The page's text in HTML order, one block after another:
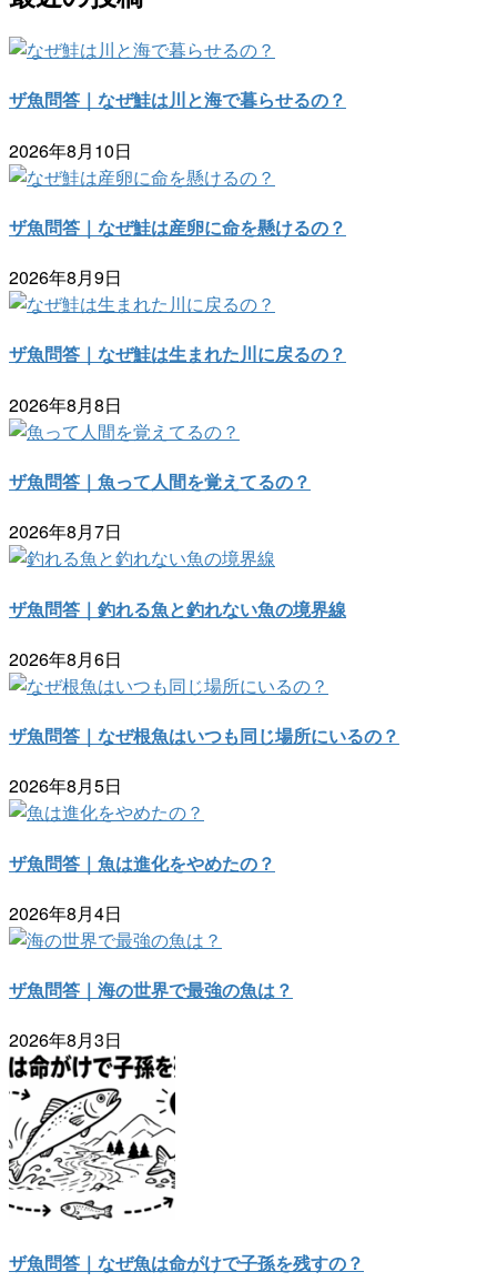
ザ魚問答｜なぜ鮭は川と海で暮らせるの？
2026年8月10日
ザ魚問答｜なぜ鮭は産卵に命を懸けるの？
2026年8月9日
ザ魚問答｜なぜ鮭は生まれた川に戻るの？
2026年8月8日
ザ魚問答｜魚って人間を覚えてるの？
2026年8月7日
ザ魚問答｜釣れる魚と釣れない魚の境界線
2026年8月6日
ザ魚問答｜なぜ根魚はいつも同じ場所にいるの？
2026年8月5日
ザ魚問答｜魚は進化をやめたの？
2026年8月4日
ザ魚問答｜海の世界で最強の魚は？
2026年8月3日
ザ魚問答｜なぜ魚は命がけで子孫を残すの？